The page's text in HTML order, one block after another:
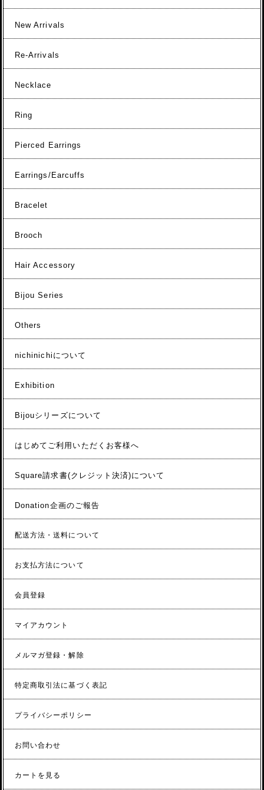
New Arrivals
Re-Arrivals
Necklace
Ring
Pierced Earrings
Earrings/Earcuffs
Bracelet
Brooch
Hair Accessory
Bijou Series
Others
nichinichiについて
Exhibition
Bijouシリーズについて
はじめてご利用いただくお客様へ
Square請求書(クレジット決済)について
Donation企画のご報告
配送方法・送料について
お支払方法について
会員登録
マイアカウント
メルマガ登録・解除
特定商取引法に基づく表記
プライバシーポリシー
お問い合わせ
カートを見る